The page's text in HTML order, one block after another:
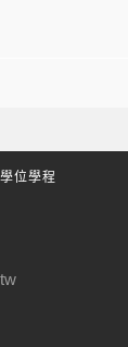
位學程